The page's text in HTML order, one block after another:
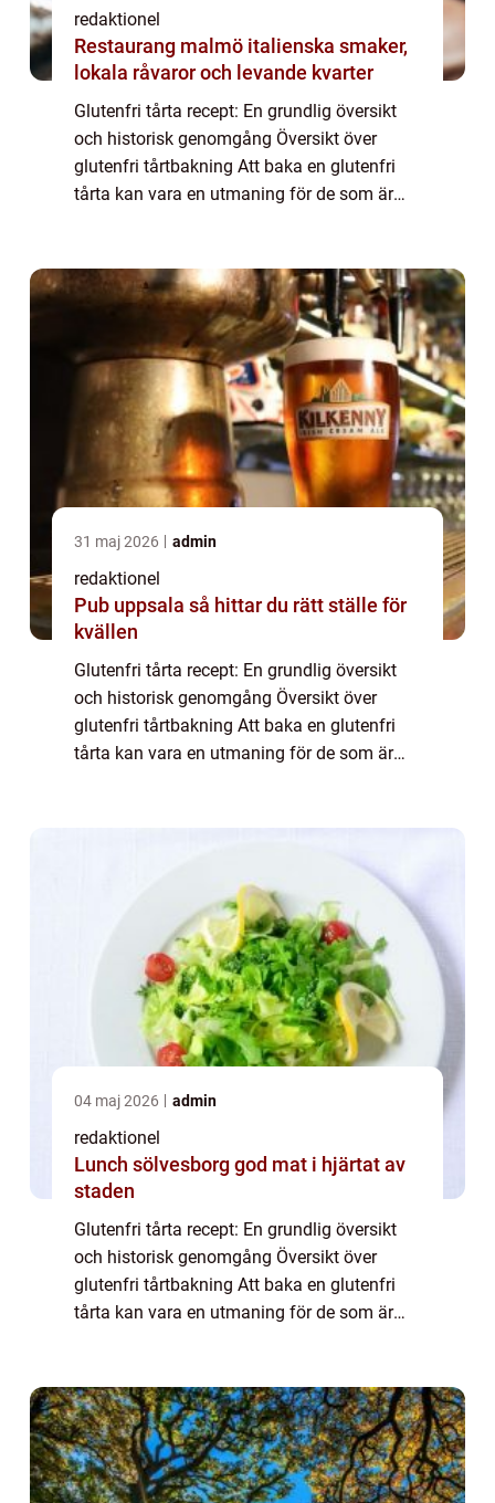
redaktionel
Restaurang malmö italienska smaker,
lokala råvaror och levande kvarter
Glutenfri tårta recept: En grundlig översikt
och historisk genomgång Översikt över
glutenfri tårtbakning Att baka en glutenfri
tårta kan vara en utmaning för de som är
31 maj 2026 admin
redaktionel
Pub uppsala så hittar du rätt ställe för
kvällen
Glutenfri tårta recept: En grundlig översikt
och historisk genomgång Översikt över
glutenfri tårtbakning Att baka en glutenfri
tårta kan vara en utmaning för de som är
04 maj 2026 admin
redaktionel
Lunch sölvesborg god mat i hjärtat av
staden
Glutenfri tårta recept: En grundlig översikt
och historisk genomgång Översikt över
glutenfri tårtbakning Att baka en glutenfri
tårta kan vara en utmaning för de som är